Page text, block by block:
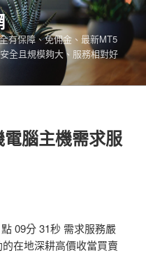
有保障、免佣金、最新MT5
全且規模夠大、服務相對好
腦主機需求服
09分 31秒 需求服務嚴
的在地深耕高價收當買賣